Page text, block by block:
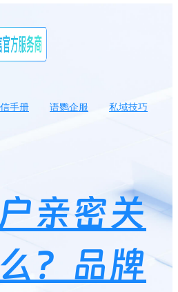
手册 语鹦企服
私域技巧
亲密关
？品牌